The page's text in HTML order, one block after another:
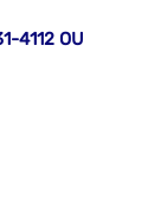
4112 OU